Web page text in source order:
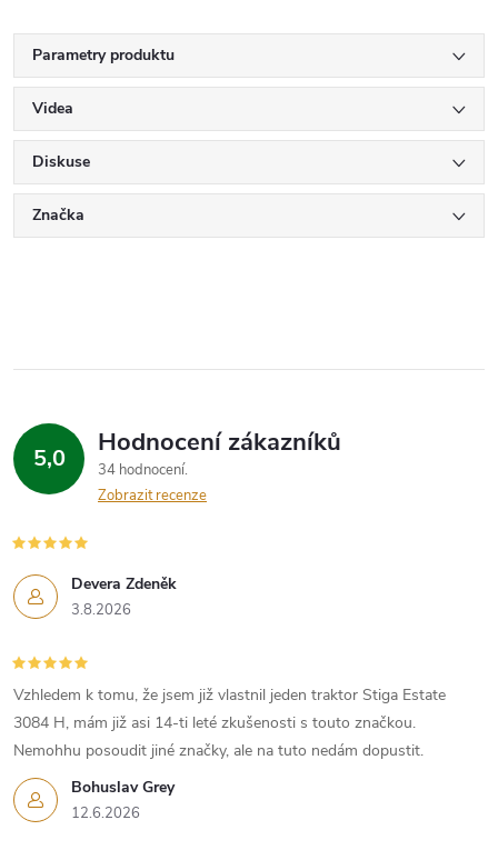
Parametry produktu
Videa
Diskuse
Značka
5,0 Hodnocení zákazníků
34 hodnocení
Zobrazit recenze
Devera Zdeněk
3.8.2026
Bohuslav Grey
12.6.2026
Vzhledem k tomu, že jsem již vlastnil jeden traktor Stiga Estate
3084 H, mám již asi 14-ti leté zkušenosti s touto značkou.
Nemohhu posoudit jiné značky, ale na tuto nedám dopustit.